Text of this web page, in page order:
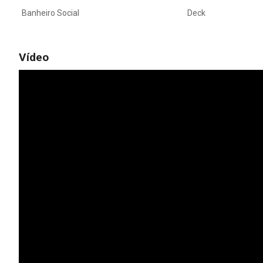
Banheiro Social Deck
Vídeo